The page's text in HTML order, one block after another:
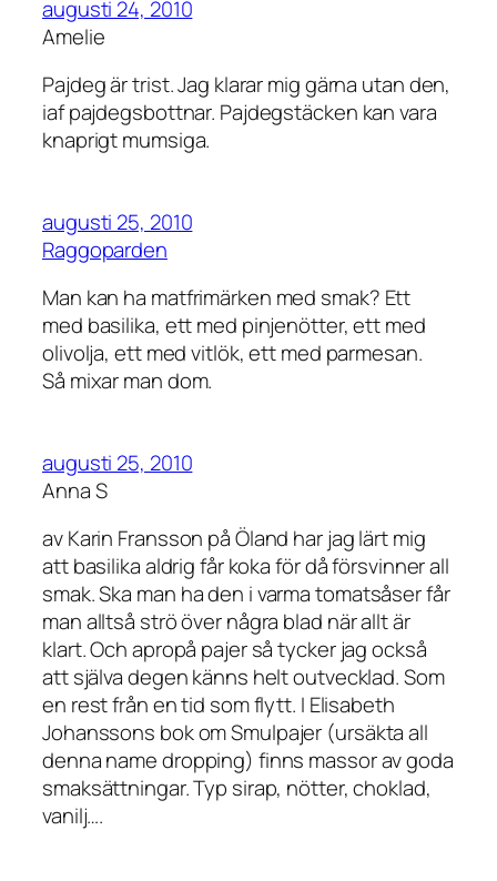
augusti 24, 2010
Amelie
Pajdeg är trist. Jag klarar mig gärna utan den,
iaf pajdegsbottnar. Pajdegstäcken kan vara
knaprigt mumsiga.
augusti 25, 2010
Raggoparden
Man kan ha matfrimärken med smak? Ett
med basilika, ett med pinjenötter, ett med
olivolja, ett med vitlök, ett med parmesan.
Så mixar man dom.
augusti 25, 2010
Anna S
av Karin Fransson på Öland har jag lärt mig
att basilika aldrig får koka för då försvinner all
smak. Ska man ha den i varma tomatsåser får
man alltså strö över några blad när allt är
klart. Och apropå pajer så tycker jag också
att själva degen känns helt outvecklad. Som
en rest från en tid som flytt. I Elisabeth
Johanssons bok om Smulpajer (ursäkta all
denna name dropping) finns massor av goda
smaksättningar. Typ sirap, nötter, choklad,
vanilj….